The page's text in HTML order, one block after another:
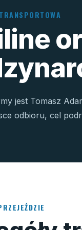
jest Tomasz
odbioru, cel